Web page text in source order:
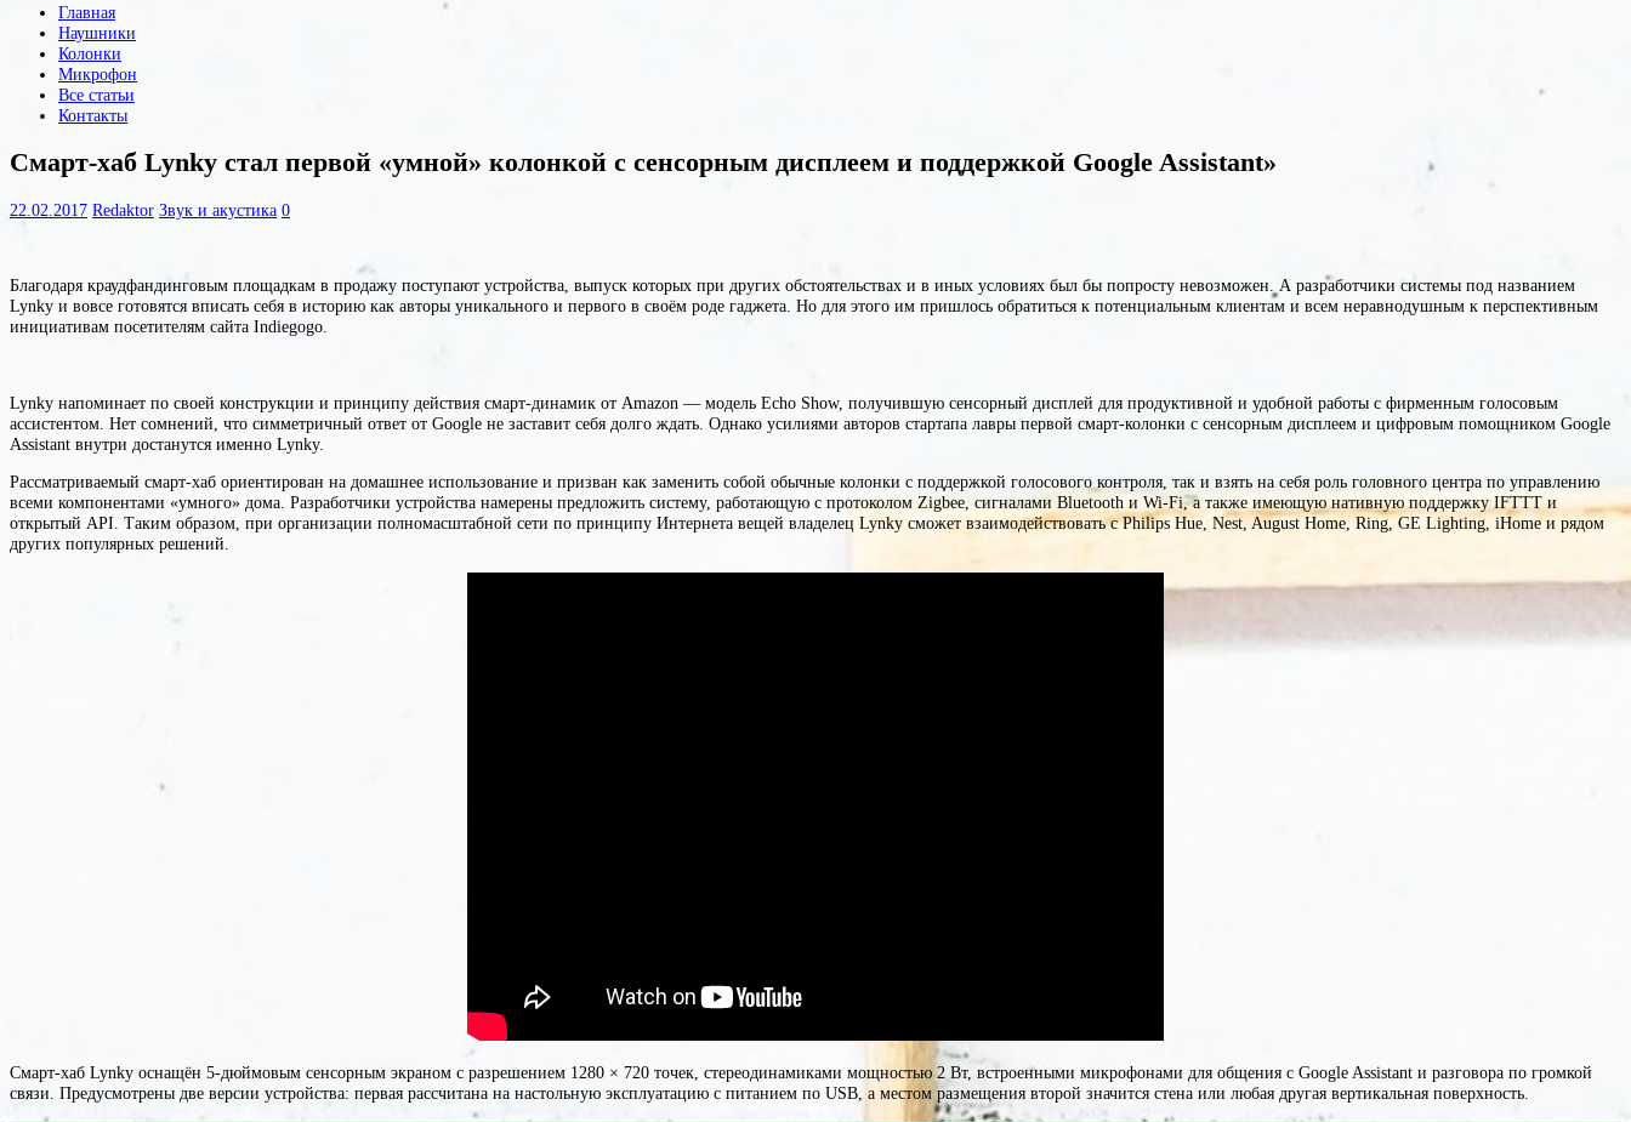
Главная
Наушники
Колонки
Микрофон
Все статьи
Контакты
Смарт-хаб Lynky стал первой «умной» колонкой с сенсорным дисплеем и поддержкой Google Assistant»
22.02.2017 Redaktor Звук и акустика 0
Благодаря краудфандинговым площадкам в продажу поступают устройства, выпуск которых при других обстоятельствах и в иных условиях был бы попросту невозможен. А разработчики системы под названием
Lynky и вовсе готовятся вписать себя в историю как авторы уникального и первого в своём роде гаджета. Но для этого им пришлось обратиться к потенциальным клиентам и всем неравнодушным к перспективным
инициативам посетителям сайта Indiegogo.
Lynky напоминает по своей конструкции и принципу действия смарт-динамик от Amazon — модель Echo Show, получившую сенсорный дисплей для продуктивной и удобной работы с фирменным голосовым
ассистентом. Нет сомнений, что симметричный ответ от Google не заставит себя долго ждать. Однако усилиями авторов стартапа лавры первой смарт-колонки с сенсорным дисплеем и цифровым помощником Google
Assistant внутри достанутся именно Lynky.
Рассматриваемый смарт-хаб ориентирован на домашнее использование и призван как заменить собой обычные колонки с поддержкой голосового контроля, так и взять на себя роль головного центра по управлению
всеми компонентами «умного» дома. Разработчики устройства намерены предложить систему, работающую с протоколом Zigbee, сигналами Bluetooth и Wi-Fi, а также имеющую нативную поддержку IFTTT и
открытый API. Таким образом, при организации полномасштабной сети по принципу Интернета вещей владелец Lynky сможет взаимодействовать с Philips Hue, Nest, August Home, Ring, GE Lighting, iHome и рядом
других популярных решений.
Смарт-хаб Lynky оснащён 5-дюймовым сенсорным экраном с разрешением 1280 × 720 точек, стереодинамиками мощностью 2 Вт, встроенными микрофонами для общения с Google Assistant и разговора по громкой
связи. Предусмотрены две версии устройства: первая рассчитана на настольную эксплуатацию с питанием по USB, а местом размещения второй значится стена или любая другая вертикальная поверхность.